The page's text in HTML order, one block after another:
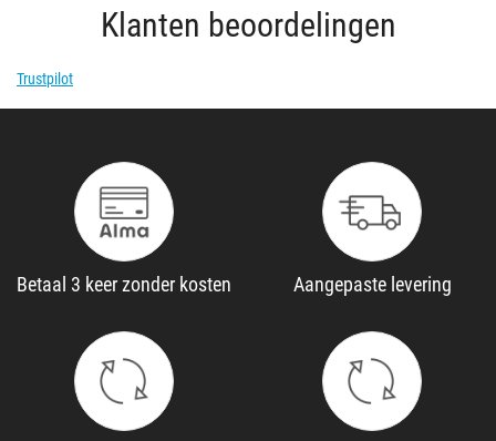
Klanten beoordelingen
Trustpilot
Betaal 3 keer zonder kosten Aangepaste levering